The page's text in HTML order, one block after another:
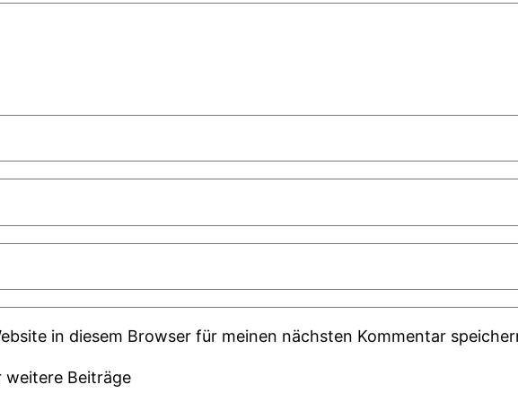
in diesem Browser für meinen nächsten Kommentar
weitere Beiträge